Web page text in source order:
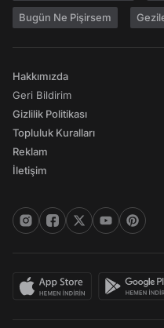
Bugün Ne Pişirsem
Hakkımızda
Geri Bildirim
Gizlilik Politikası
Topluluk Kuralları
Reklam
İletişim